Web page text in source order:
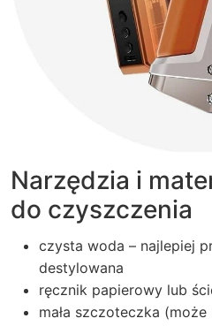
Narzędzia i
do czyszczenia
czysta woda – najlepiej
destylowana
ręcznik papierowy lub
mała szczoteczka